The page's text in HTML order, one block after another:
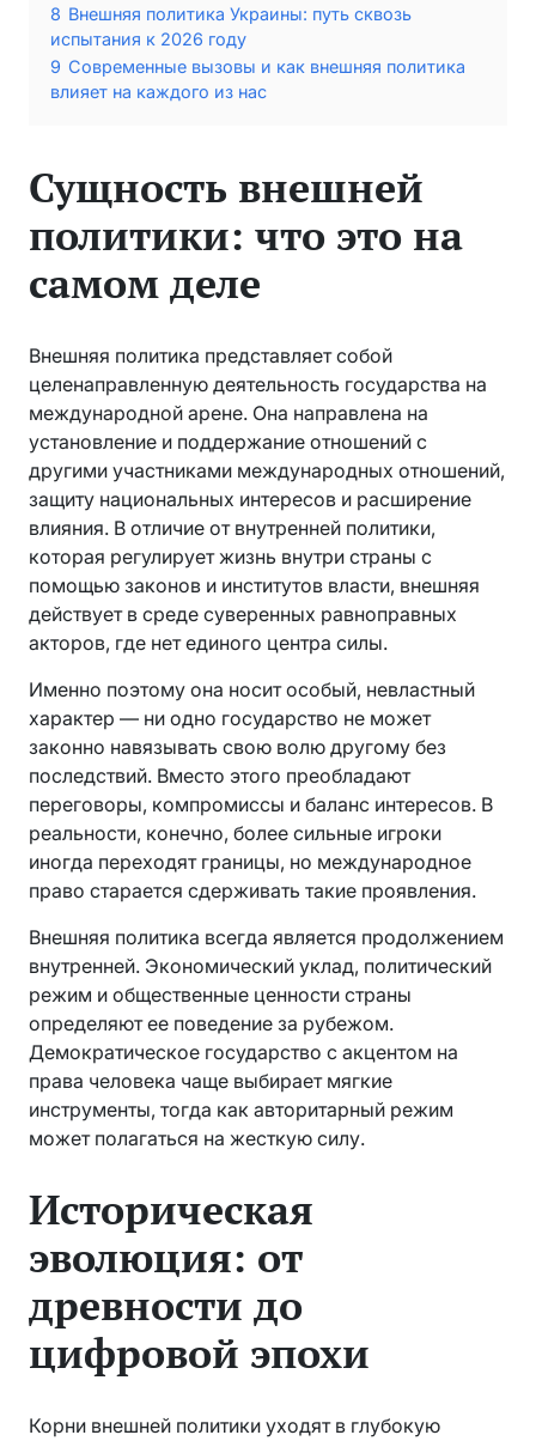
8 Внешняя политика Украины: путь сквозь
испытания к 2026 году
9 Современные вызовы и как внешняя политика
влияет на каждого из нас
Сущность внешней
политики: что это на
самом деле
Внешняя политика представляет собой
целенаправленную деятельность государства на
международной арене. Она направлена на
установление и поддержание отношений с
другими участниками международных отношений,
защиту национальных интересов и расширение
влияния. В отличие от внутренней политики,
которая регулирует жизнь внутри страны с
помощью законов и институтов власти, внешняя
действует в среде суверенных равноправных
акторов, где нет единого центра силы.
Именно поэтому она носит особый, невластный
характер — ни одно государство не может
законно навязывать свою волю другому без
последствий. Вместо этого преобладают
переговоры, компромиссы и баланс интересов. В
реальности, конечно, более сильные игроки
иногда переходят границы, но международное
право старается сдерживать такие проявления.
Внешняя политика всегда является продолжением
внутренней. Экономический уклад, политический
режим и общественные ценности страны
определяют ее поведение за рубежом.
Демократическое государство с акцентом на
права человека чаще выбирает мягкие
инструменты, тогда как авторитарный режим
может полагаться на жесткую силу.
Историческая
эволюция: от
древности до
цифровой эпохи
Корни внешней политики уходят в глубокую